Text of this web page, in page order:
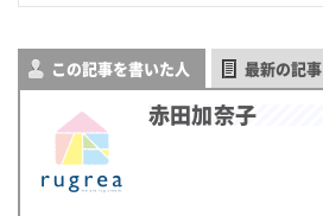
この記事を書いた人 最新の記事
赤田加奈子